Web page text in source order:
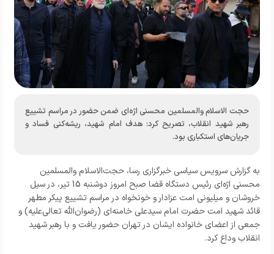
حجت الاسلام والمسلمین محسنی اژه‌ای ضمن حضور در مراسم تشییع
رهبر شهید انقلاب، تصریح کرد: هدف امام شهید، ریشه‌کنی فساد و
جریان‌های استکباری بود.
به گزارش سرویس سیاسی خبرگزاری رسا، حجت‌الاسلام والمسلمین
محسنی اژه‌ای رئیس دستگاه قضا صبح امروز دوشنبه 15 تیر، در سیل
خروشان و میلیونی امت عزادار و خونخواه در مراسم تشییع پیکر مطهر
قائد شهید امت حضرت امام سیدعلی خامنه‌ای (رضوان‌الله تعالی‌علیه) و
جمعی از اعضای خانواده ایشان در تهران حضور یافت و با رهبر شهید
انقلاب وداع کرد.